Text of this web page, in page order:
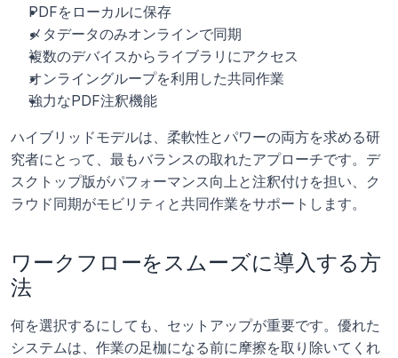
PDFをローカルに保存
メタデータのみオンラインで同期
複数のデバイスからライブラリにアクセス
オンライングループを利用した共同作業
強力なPDF注釈機能
ハイブリッドモデルは、柔軟性とパワーの両方を求める研
究者にとって、最もバランスの取れたアプローチです。デ
スクトップ版がパフォーマンス向上と注釈付けを担い、ク
ラウド同期がモビリティと共同作業をサポートします。
ワークフローをスムーズに導入する方
法
何を選択するにしても、セットアップが重要です。優れた
システムは、作業の足枷になる前に摩擦を取り除いてくれ